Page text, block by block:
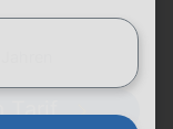
Tarif